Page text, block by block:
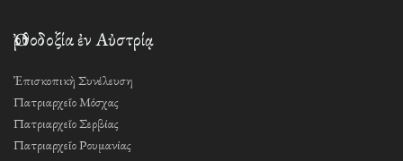
Ὀρθοδοξία ἐν Αὐστρίᾳ
Ἐπισκοπικὴ Συνέλευση
Πατριαρχεῖο Μόσχας
Πατριαρχεῖο Σερβίας
Πατριαρχεῖο Ρουμανίας